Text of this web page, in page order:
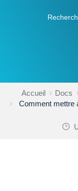
Accueil Docs
Comment mettre